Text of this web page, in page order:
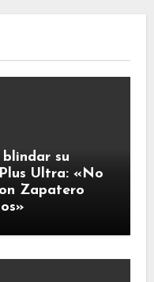
su
Ultra: «No
Zapatero